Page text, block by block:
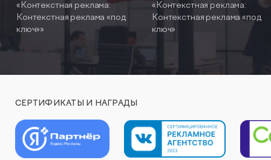
«Контекстная реклама:
Контекстная реклама «под
ключ»»
«Контекстная реклама:
Контекстная реклама «под
ключ»
СЕРТИФИКАТЫ И НАГРАДЫ